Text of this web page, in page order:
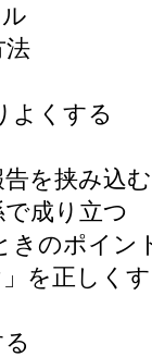
法
よくする
告を挟み込む
で成り立つ
きのポイン
」を正しく